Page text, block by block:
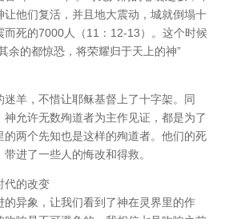
让他们复活，并且地大震动，城就倒塌十
而死的7000人（11：12-13）。这个时候
余的都惊恐，将荣耀归于天上的神”
迷羊，不惜让耶稣基督上了十字架。同
神允许无数殉道者为主作见证，都是为了
的两个先知也是这样的殉道者。他们的死
进了一些人的悔改和得救。
代的改变
的异象，让我们看到了神在灵界里的作